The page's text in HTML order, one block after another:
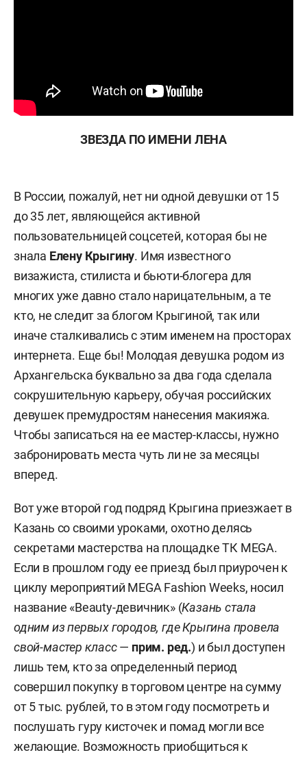
ЗВЕЗДА ПО ИМЕНИ ЛЕНА
В России, пожалуй, нет ни одной девушки от 15
до 35 лет, являющейся активной
пользовательницей соцсетей, которая бы не
знала Елену Крыгину. Имя известного
визажиста, стилиста и бьюти-блогера для
многих уже давно стало нарицательным, а те
кто, не следит за блогом Крыгиной, так или
иначе сталкивались с этим именем на просторах
интернета. Еще бы! Молодая девушка родом из
Архангельска буквально за два года сделала
сокрушительную карьеру, обучая российских
девушек премудростям нанесения макияжа.
Чтобы записаться на ее мастер-классы, нужно
забронировать места чуть ли не за месяцы
вперед.
Вот уже второй год подряд Крыгина приезжает в
Казань со своими уроками, охотно делясь
секретами мастерства на площадке ТК MEGA.
Если в прошлом году ее приезд был приурочен к
циклу мероприятий MEGA Fashion Weeks, носил
название «Beauty-девичник» (Казань стала
одним из первых городов, где Крыгина провела
свой-мастер класс— прим. ред.) и был доступен
лишь тем, кто за определенный период
совершил покупку в торговом центре на сумму
от 5 тыс. рублей, то в этом году посмотреть и
послушать гуру кисточек и помад могли все
желающие. Возможность приобщиться к